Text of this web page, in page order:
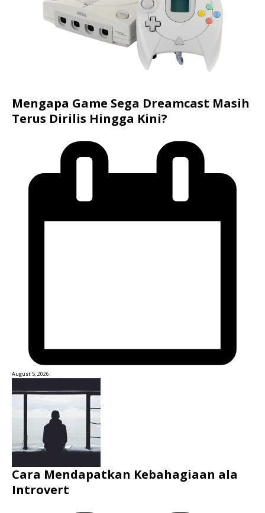
Mengapa Game Sega Dreamcast Masih
Terus Dirilis Hingga Kini?
August 5, 2026
Cara Mendapatkan Kebahagiaan ala
Introvert